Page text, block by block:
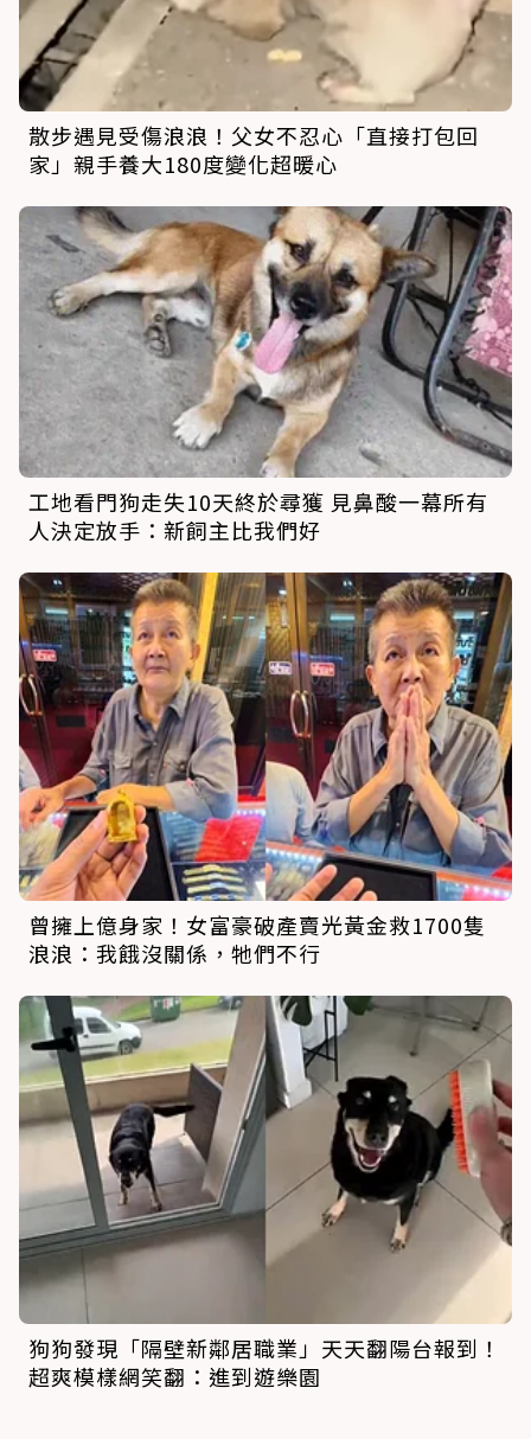
散步遇見受傷浪浪！父女不忍心「直接打包回
家」親手養大180度變化超暖心
工地看門狗走失10天終於尋獲 見鼻酸一幕所有
人決定放手：新飼主比我們好
曾擁上億身家！女富豪破產賣光黃金救1700隻
浪浪：我餓沒關係，牠們不行
狗狗發現「隔壁新鄰居職業」天天翻陽台報到！
超爽模樣網笑翻：進到遊樂園